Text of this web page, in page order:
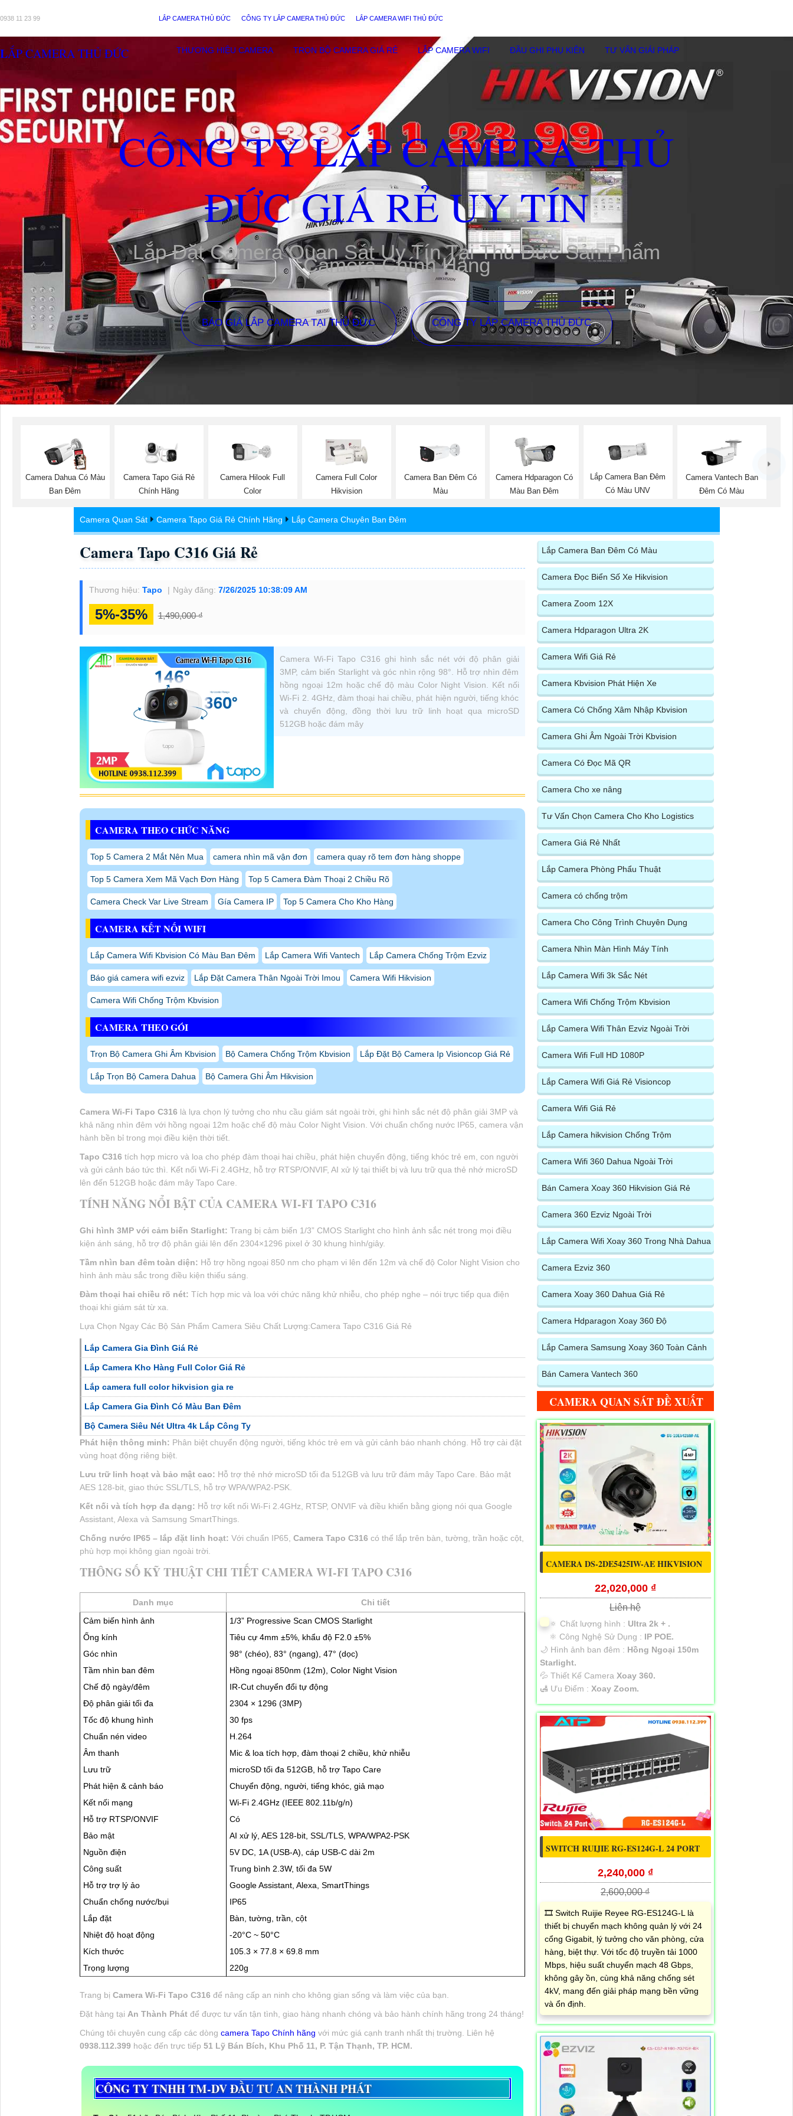
0938 11 23 99 LẮP CAMERA THỦ ĐỨC CÔNG TY LẮP CAMERA THỦ ĐỨC LẮP CAMERA WIFI THỦ ĐỨC
LẮP CAMERA THỦ ĐỨC THƯƠNG HIỆU CAMERA TRỌN BỘ CAMERA GIÁ RẺ LẮP CAMERA WIFI ĐẦU GHI PHỤ KIÊN TƯ VẤN GIẢI PHÁP
CÔNG TY LẮP CAMERA THỦ
ĐỨC GIÁ RẺ UY TÍN
Lắp Đặt Camera Quan Sát Uy Tín Tại Thủ Đức Sản Phẩm
Camera Chính Hãng
BÁO GIÁ LẮP CAMERA TẠI THỦ ĐỨC CÔNG TY LẮP CAMERA THỦ ĐỨC
Camera Dahua Có Màu
Ban Đêm
Camera Tapo Giá Rẻ
Chính Hãng
Camera Hilook Full
Color
Camera Full Color
Hikvision
Camera Ban Đêm Có
Màu
Camera Hdparagon Có
Màu Ban Đêm
Lắp Camera Ban Đêm
Có Màu UNV
Camera Vantech Ban
Đêm Có Màu
Camera Quan Sát Camera Tapo Giá Rẻ Chính Hãng Lắp Camera Chuyên Ban Đêm
Camera Tapo C316 Giá Rẻ
Thương hiệu: Tapo Ngày đăng: 7/26/2025 10:38:09 AM
5%-35% 1,490,000 ₫
Camera Wi-Fi Tapo C316 ghi hình sắc nét với độ phân giải
3MP, cảm biến Starlight và góc nhìn rộng 98°. Hỗ trợ nhìn đêm
hồng ngoại 12m hoặc chế độ màu Color Night Vision. Kết nối
Wi-Fi 2. 4GHz, đàm thoại hai chiều, phát hiện người, tiếng khóc
và chuyển động, đồng thời lưu trữ linh hoạt qua microSD
512GB hoặc đám mây
CAMERA THEO CHỨC NĂNG
Top 5 Camera 2 Mắt Nên Mua camera nhìn mã vận đơn camera quay rõ tem đơn hàng shoppe
Top 5 Camera Xem Mã Vạch Đơn Hàng Top 5 Camera Đàm Thoại 2 Chiều Rõ
Camera Check Var Live Stream Gía Camera IP Top 5 Camera Cho Kho Hàng
CAMERA KẾT NỐI WIFI
Lắp Camera Wifi Kbvision Có Màu Ban Đêm Lắp Camera Wifi Vantech Lắp Camera Chống Trộm Ezviz
Báo giá camera wifi ezviz Lắp Đặt Camera Thân Ngoài Trời Imou Camera Wifi Hikvision
Camera Wifi Chống Trộm Kbvision
CAMERA THEO GÓI
Trọn Bộ Camera Ghi Âm Kbvision Bộ Camera Chống Trộm Kbvision Lắp Đặt Bộ Camera Ip Visioncop Giá Rẻ
Lắp Trọn Bộ Camera Dahua Bộ Camera Ghi Âm Hikvision
Camera Wi-Fi Tapo C316 là lựa chọn lý tưởng cho nhu cầu giám sát ngoài trời, ghi hình sắc nét độ phân giải 3MP và
khả năng nhìn đêm với hồng ngoại 12m hoặc chế độ màu Color Night Vision. Với chuẩn chống nước IP65, camera vận
hành bền bỉ trong mọi điều kiện thời tiết.
Tapo C316 tích hợp micro và loa cho phép đàm thoại hai chiều, phát hiện chuyển động, tiếng khóc trẻ em, con người
và gửi cảnh báo tức thì. Kết nối Wi-Fi 2.4GHz, hỗ trợ RTSP/ONVIF, AI xử lý tại thiết bị và lưu trữ qua thẻ nhớ microSD
lên đến 512GB hoặc đám mây Tapo Care.
TÍNH NĂNG NỔI BẬT CỦA CAMERA WI-FI TAPO C316
Ghi hình 3MP với cảm biến Starlight: Trang bị cảm biến 1/3” CMOS Starlight cho hình ảnh sắc nét trong mọi điều
kiện ánh sáng, hỗ trợ độ phân giải lên đến 2304×1296 pixel ở 30 khung hình/giây.
Tầm nhìn ban đêm toàn diện: Hỗ trợ hồng ngoại 850 nm cho phạm vi lên đến 12m và chế độ Color Night Vision cho
hình ảnh màu sắc trong điều kiện thiếu sáng.
Đàm thoại hai chiều rõ nét: Tích hợp mic và loa với chức năng khử nhiễu, cho phép nghe – nói trực tiếp qua điện
thoại khi giám sát từ xa.
Lựa Chọn Ngay Các Bộ Sản Phẩm Camera Siêu Chất Lượng:Camera Tapo C316 Giá Rẻ
Lắp Camera Gia Đình Giá Rẻ
Lắp Camera Kho Hàng Full Color Giá Rẻ
Lắp camera full color hikvision gia re
Lắp Camera Gia Đình Có Màu Ban Đêm
Bộ Camera Siêu Nét Ultra 4k Lắp Công Ty
Phát hiện thông minh: Phân biệt chuyển động người, tiếng khóc trẻ em và gửi cảnh báo nhanh chóng. Hỗ trợ cài đặt
vùng hoạt động riêng biệt.
Lưu trữ linh hoạt và bảo mật cao: Hỗ trợ thẻ nhớ microSD tối đa 512GB và lưu trữ đám mây Tapo Care. Bảo mật
AES 128-bit, giao thức SSL/TLS, hỗ trợ WPA/WPA2-PSK.
Kết nối và tích hợp đa dạng: Hỗ trợ kết nối Wi-Fi 2.4GHz, RTSP, ONVIF và điều khiển bằng giọng nói qua Google
Assistant, Alexa và Samsung SmartThings.
Chống nước IP65 – lắp đặt linh hoạt: Với chuẩn IP65, Camera Tapo C316 có thể lắp trên bàn, tường, trần hoặc cột,
phù hợp mọi không gian ngoài trời.
THÔNG SỐ KỸ THUẬT CHI TIẾT CAMERA WI-FI TAPO C316
Danh mục
Chi tiết
Cảm biến hình ảnh
1/3” Progressive Scan CMOS Starlight
Ống kính
Tiêu cự 4mm ±5%, khẩu độ F2.0 ±5%
Góc nhìn
98° (chéo), 83° (ngang), 47° (dọc)
Tầm nhìn ban đêm
Hồng ngoại 850nm (12m), Color Night Vision
Chế độ ngày/đêm
IR-Cut chuyển đổi tự động
Độ phân giải tối đa
2304 × 1296 (3MP)
Tốc độ khung hình
30 fps
Chuẩn nén video
H.264
Âm thanh
Mic & loa tích hợp, đàm thoại 2 chiều, khử nhiễu
Lưu trữ
microSD tối đa 512GB, hỗ trợ Tapo Care
Phát hiện & cảnh báo
Chuyển động, người, tiếng khóc, giả mạo
Kết nối mạng
Wi-Fi 2.4GHz (IEEE 802.11b/g/n)
Hỗ trợ RTSP/ONVIF
Có
Bảo mật
AI xử lý, AES 128-bit, SSL/TLS, WPA/WPA2-PSK
Nguồn điện
5V DC, 1A (USB-A), cáp USB-C dài 2m
Công suất
Trung bình 2.3W, tối đa 5W
Hỗ trợ trợ lý ảo
Google Assistant, Alexa, SmartThings
Chuẩn chống nước/bụi
IP65
Lắp đặt
Bàn, tường, trần, cột
Nhiệt độ hoạt động
-20°C ~ 50°C
Kích thước
105.3 × 77.8 × 69.8 mm
Trọng lượng
220g
Trang bị Camera Wi-Fi Tapo C316 để nâng cấp an ninh cho không gian sống và làm việc của bạn.
Đặt hàng tại An Thành Phátđể được tư vấn tận tình, giao hàng nhanh chóng và bảo hành chính hãng trong 24 tháng!
Chúng tôi chuyên cung cấp các dòng camera Tapo Chính hãng với mức giá cạnh tranh nhất thị trường. Liên hệ
0938.112.399 hoặc đến trực tiếp 51 Lỹ Bán Bích, Khu Phố 11, P. Tận Thạnh, TP. HCM.
CÔNG TY TNHH TM-DV ĐẦU TƯ AN THÀNH PHÁT
Lắp Camera Ban Đêm Có Màu
Camera Đọc Biển Số Xe Hikvision
Camera Zoom 12X
Camera Hdparagon Ultra 2K
Camera Wifi Giá Rẻ
Camera Kbvision Phát Hiện Xe
Camera Có Chống Xâm Nhập Kbvision
Camera Ghi Âm Ngoài Trời Kbvision
Camera Có Đọc Mã QR
Camera Cho xe nâng
Tư Vấn Chọn Camera Cho Kho Logistics
Camera Giá Rẻ Nhất
Lắp Camera Phòng Phẩu Thuật
Camera có chống trộm
Camera Cho Công Trình Chuyên Dụng
Camera Nhìn Màn Hình Máy Tính
Lắp Camera Wifi 3k Sắc Nét
Camera Wifi Chống Trộm Kbvision
Lắp Camera Wifi Thân Ezviz Ngoài Trời
Camera Wifi Full HD 1080P
Lắp Camera Wifi Giá Rẻ Visioncop
Camera Wifi Giá Rẻ
Lắp Camera hikvision Chống Trộm
Camera Wifi 360 Dahua Ngoài Trời
Bán Camera Xoay 360 Hikvision Giá Rẻ
Camera 360 Ezviz Ngoài Trời
Lắp Camera Wifi Xoay 360 Trong Nhà Dahua
Camera Ezviz 360
Camera Xoay 360 Dahua Giá Rẻ
Camera Hdparagon Xoay 360 Độ
Lắp Camera Samsung Xoay 360 Toàn Cảnh
Bán Camera Vantech 360
CAMERA QUAN SÁT ĐỀ XUẤT
CAMERA DS-2DE5425IW-AE HIKVISION
22,020,000 ₫
Liên hệ
🔅 Chất lượng hình : Ultra 2k + .
⚛️ Công Nghệ Sử Dụng : IP POE.
🌙 Hình ảnh ban đêm : Hồng Ngoại 150m
Starlight.
💦 Thiết Kế Camera Xoay 360.
️🛃 Ưu Điểm : Xoay Zoom.
SWITCH RUIJIE RG-ES124G-L 24 PORT
2,240,000 ₫
2,600,000 ₫
🎞 Switch Ruijie Reyee RG-ES124G-L là
thiết bị chuyển mạch không quản lý với 24
cổng Gigabit, lý tưởng cho văn phòng, cửa
hàng, biệt thự. Với tốc độ truyền tải 1000
Mbps, hiệu suất chuyển mạch 48 Gbps,
không gây ồn, cùng khả năng chống sét
4kV, mang đến giải pháp mạng bền vững
và ổn định.